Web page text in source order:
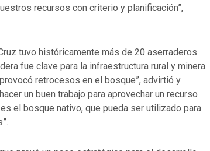
recursos con criterio y planificación”,
tuvo históricamente más de 20 aserraderos
fue clave para la infraestructura rural y minera.
retrocesos en el bosque”, advirtió y
un buen trabajo para aprovechar un recurso
el bosque nativo, que pueda ser utilizado para